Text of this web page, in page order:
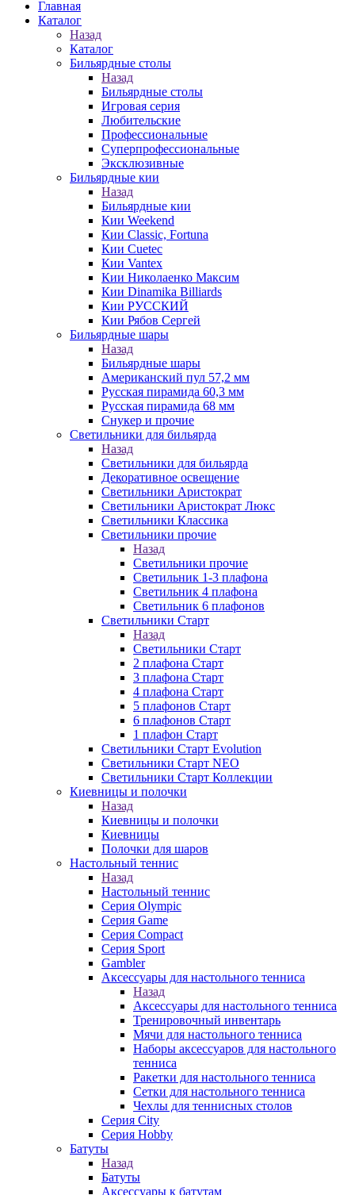
Главная
Каталог
Назад
Каталог
Бильярдные столы
Назад
Бильярдные столы
Игровая серия
Любительские
Профессиональные
Суперпрофессиональные
Эксклюзивные
Бильярдные кии
Назад
Бильярдные кии
Кии Weekend
Кии Classic, Fortuna
Кии Cuetec
Кии Vantex
Кии Николаенко Максим
Кии Dinamika Billiards
Кии РУССКИЙ
Кии Рябов Сергей
Бильярдные шары
Назад
Бильярдные шары
Американский пул 57,2 мм
Русская пирамида 60,3 мм
Русская пирамида 68 мм
Снукер и прочие
Светильники для бильярда
Назад
Светильники для бильярда
Декоративное освещение
Светильники Аристократ
Светильники Аристократ Люкс
Светильники Классика
Светильники прочие
Назад
Светильники прочие
Светильник 1-3 плафона
Светильник 4 плафона
Светильник 6 плафонов
Светильники Старт
Назад
Светильники Старт
2 плафона Старт
3 плафона Старт
4 плафона Старт
5 плафонов Старт
6 плафонов Старт
1 плафон Старт
Светильники Старт Evolution
Светильники Старт NEO
Светильники Старт Коллекции
Киевницы и полочки
Назад
Киевницы и полочки
Киевницы
Полочки для шаров
Настольный теннис
Назад
Настольный теннис
Серия Olympic
Серия Game
Серия Compact
Серия Sport
Gambler
Аксессуары для настольного тенниса
Назад
Аксессуары для настольного тенниса
Тренировочный инвентарь
Мячи для настольного тенниса
Наборы аксессуаров для настольного
тенниса
Ракетки для настольного тенниса
Сетки для настольного тенниса
Чехлы для теннисных столов
Серия City
Серия Hobby
Батуты
Назад
Батуты
Аксессуары к батутам